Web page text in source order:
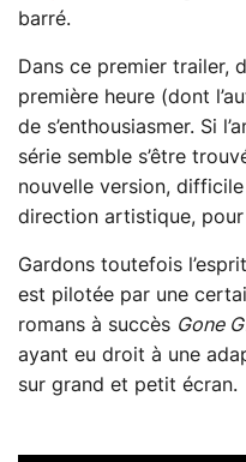
barré.
Dans ce premier trailer,
première heure (dont
de s’enthousiasmer. Si
série semble s’être
nouvelle version,
direction artistique,
Gardons toutefois
est pilotée par une
romans à succès Gone
ayant eu droit à une
sur grand et petit écran.